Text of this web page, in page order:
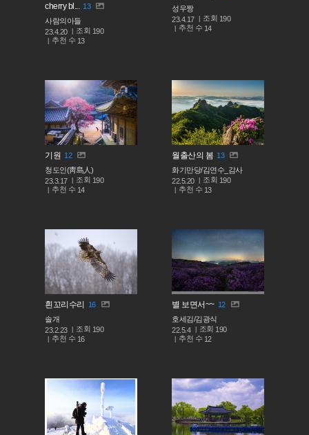
cherry bl...
13
사람의아들
23.4.20
조회 190
추천 수 13
성우짱
23.4.17
조회 190
추천 수 14
기원 12
청도인(靑島人)
23.3.17
조회 190
추천 수 14
월출산의 봄 13
화기만당/김연수_감사
22.5.20
조회 190
추천 수 13
흰꼬리수리 16
솔개
23.2.23
조회 190
추천 수 16
별 보면서~~ 12
호세김/김광식
22.5.4
조회 190
추천 수 12